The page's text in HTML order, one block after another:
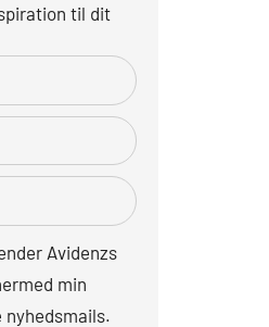
til dit
Avidenzs
min